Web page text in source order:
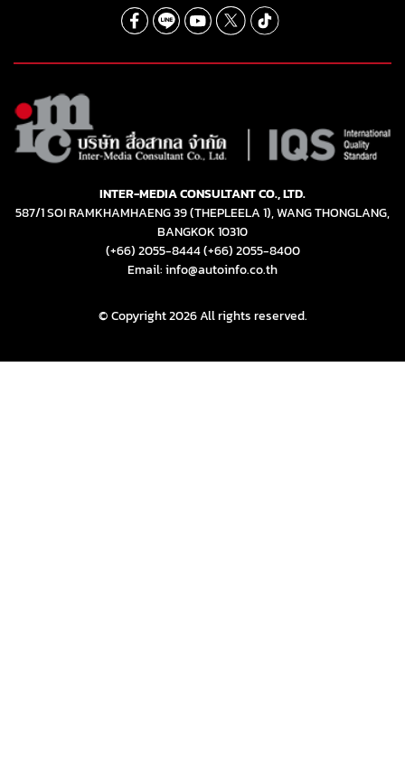
INTER-MEDIA CONSULTANT CO., LTD.
587/1 SOI RAMKHAMHAENG 39 (THEPLEELA 1), WANG THONGLANG,
BANGKOK 10310
(+66) 2055-8444(+66) 2055-8400
Email: info@autoinfo.co.th
© Copyright 2026 All rights reserved.